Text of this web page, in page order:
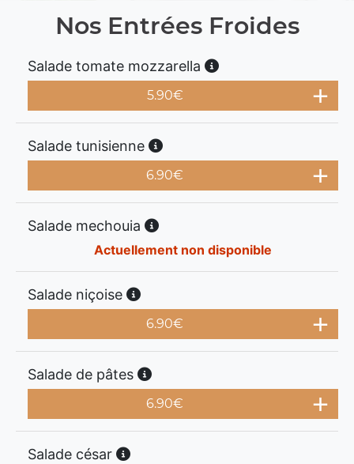
Nos Entrées Froides
Salade tomate mozzarella
5.90€
Salade tunisienne
6.90€
Salade mechouia
Actuellement non disponible
Salade niçoise
6.90€
Salade de pâtes
6.90€
Salade césar